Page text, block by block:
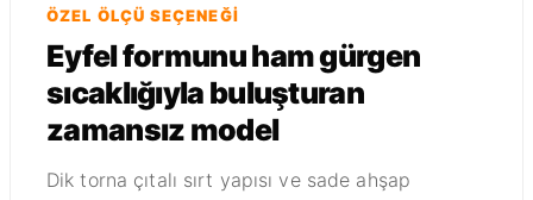
ÖZEL ÖLÇÜ SEÇENEĞI
Eyfel formunu ham gürgen
sıcaklığıyla buluşturan
zamansız model
Dik torna çıtalı sırt yapısı ve sade ahşap